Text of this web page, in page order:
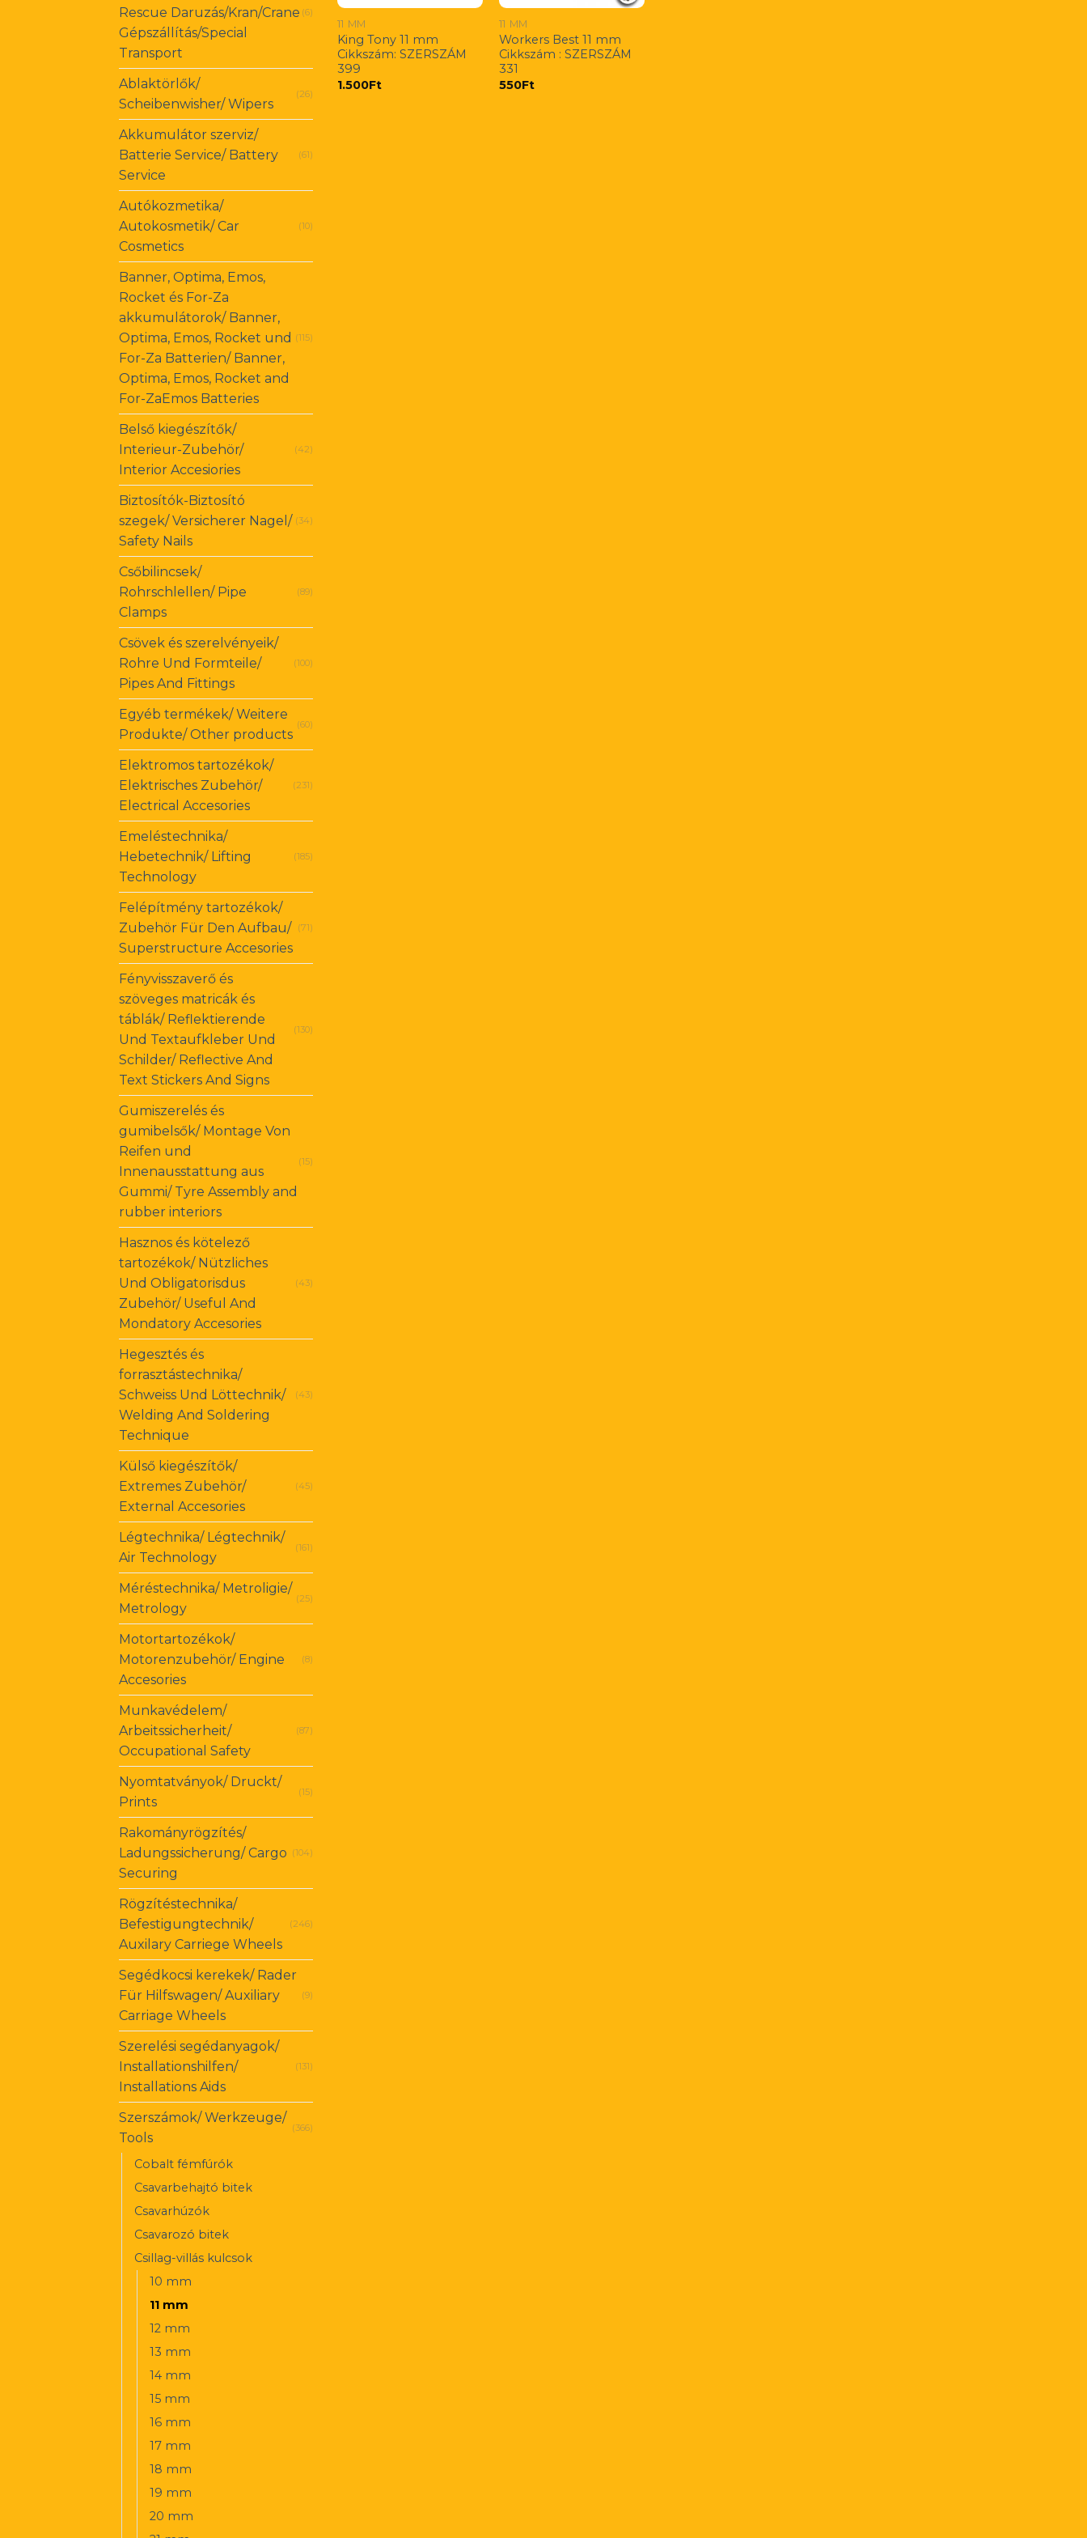
Rescue Daruzás/Kran/Crane
Gépszállítás/Special
Transport
(6)
Ablaktörlők/
Scheibenwisher/ Wipers
(26)
Akkumulátor szerviz/
Batterie Service/ Battery
Service
(61)
Autókozmetika/
Autokosmetik/ Car
Cosmetics
(10)
Banner, Optima, Emos,
Rocket és For-Za
akkumulátorok/ Banner,
Optima, Emos, Rocket und
For-Za Batterien/ Banner,
Optima, Emos, Rocket and
For-ZaEmos Batteries
(115)
Belső kiegészítők/
Interieur-Zubehör/
Interior Accesiories
(42)
Biztosítók-Biztosító
szegek/ Versicherer Nagel/
Safety Nails
(34)
Csőbilincsek/
Rohrschlellen/ Pipe
Clamps
(89)
Csövek és szerelvényeik/
Rohre Und Formteile/
Pipes And Fittings
(100)
Egyéb termékek/ Weitere
Produkte/ Other products
(60)
Elektromos tartozékok/
Elektrisches Zubehör/
Electrical Accesories
(231)
Emeléstechnika/
Hebetechnik/ Lifting
Technology
(185)
Felépítmény tartozékok/
Zubehör Für Den Aufbau/
Superstructure Accesories
(71)
Fényvisszaverő és
szöveges matricák és
táblák/ Reflektierende
Und Textaufkleber Und
Schilder/ Reflective And
Text Stickers And Signs
(130)
Gumiszerelés és
gumibelsők/ Montage Von
Reifen und
Innenausstattung aus
Gummi/ Tyre Assembly and
rubber interiors
(15)
Hasznos és kötelező
tartozékok/ Nützliches
Und Obligatorisdus
Zubehör/ Useful And
Mondatory Accesories
(43)
Hegesztés és
forrasztástechnika/
Schweiss Und Löttechnik/
Welding And Soldering
Technique
(43)
Külső kiegészítők/
Extremes Zubehör/
External Accesories
(45)
Légtechnika/ Légtechnik/
Air Technology
(161)
Méréstechnika/ Metroligie/
Metrology
(25)
Motortartozékok/
Motorenzubehör/ Engine
Accesories
(8)
Munkavédelem/
Arbeitssicherheit/
Occupational Safety
(87)
Nyomtatványok/ Druckt/
Prints
(15)
Rakományrögzítés/
Ladungssicherung/ Cargo
Securing
(104)
Rögzítéstechnika/
Befestigungtechnik/
Auxilary Carriege Wheels
(246)
Segédkocsi kerekek/ Rader
Für Hilfswagen/ Auxiliary
Carriage Wheels
(9)
Szerelési segédanyagok/
Installationshilfen/
Installations Aids
(131)
Szerszámok/ Werkzeuge/
Tools
(366)
Cobalt fémfúrók
Csavarbehajtó bitek
Csavarhúzók
Csavarozó bitek
Csillag-villás kulcsok
10 mm
11 mm
12 mm
13 mm
14 mm
15 mm
16 mm
17 mm
18 mm
19 mm
20 mm
11 MM
King Tony 11 mm
Cikkszám: SZERSZÁM
399
1.500Ft
11 MM
Workers Best 11 mm
Cikkszám : SZERSZÁM
331
550Ft